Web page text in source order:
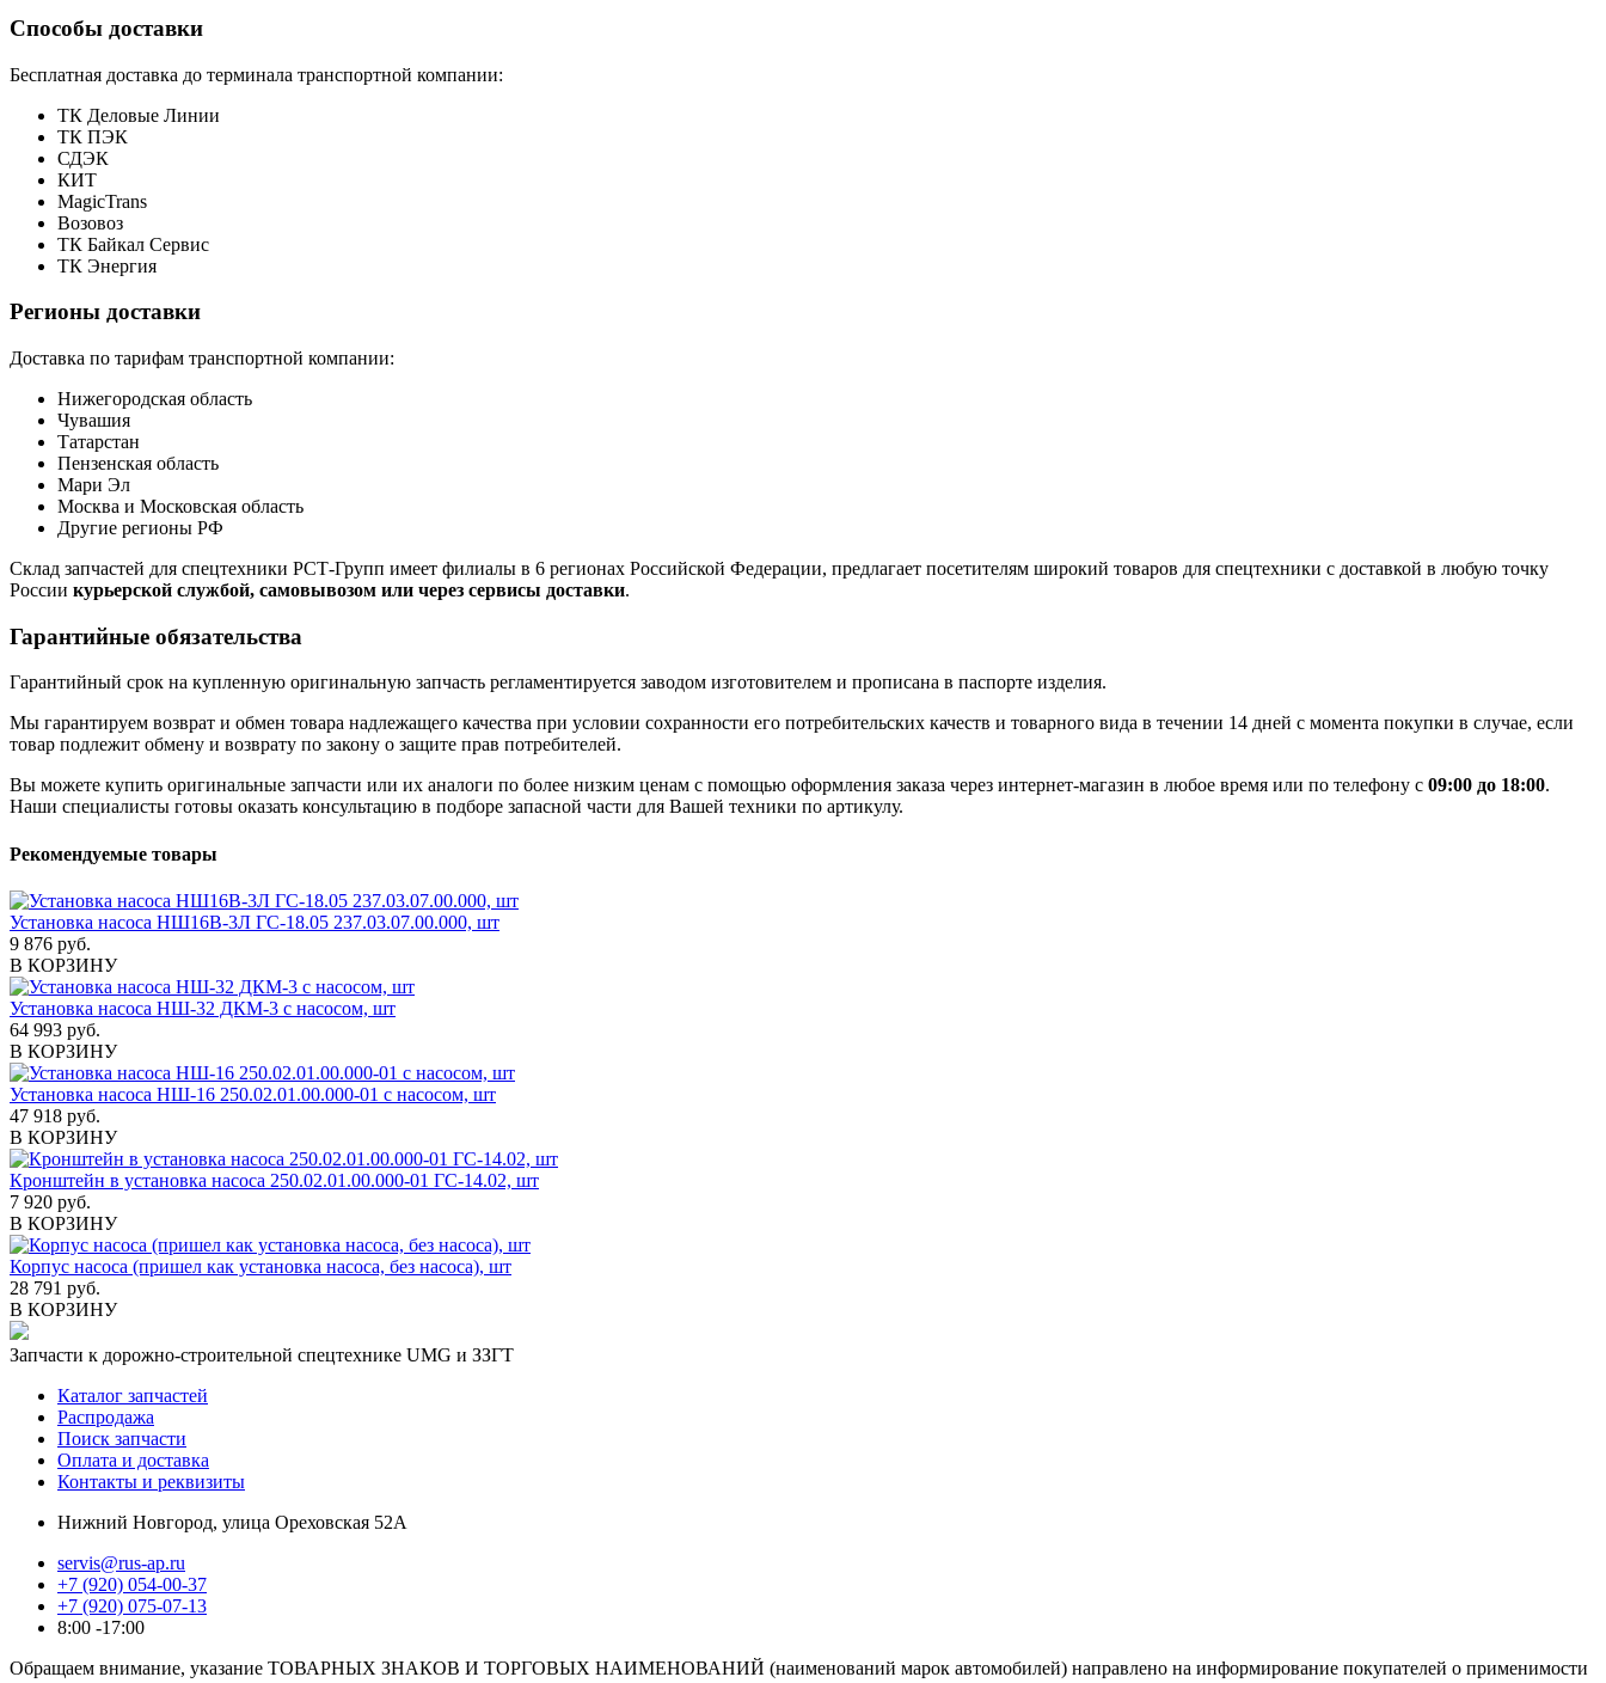
Способы доставки
Бесплатная доставка до терминала транспортной компании:
ТК Деловые Линии
ТК ПЭК
СДЭК
КИТ
MagicTrans
Возовоз
ТК Байкал Сервис
ТК Энергия
Регионы доставки
Доставка по тарифам транспортной компании:
Нижегородская область
Чувашия
Татарстан
Пензенская область
Мари Эл
Москва и Московская область
Другие регионы РФ
Склад запчастей для спецтехники РСТ-Групп имеет филиалы в 6 регионах Российской Федерации, предлагает посетителям широкий товаров для спецтехники с доставкой в любую точку
России курьерской службой, самовывозом или через сервисы доставки.
Гарантийные обязательства
Гарантийный срок на купленную оригинальную запчасть регламентируется заводом изготовителем и прописана в паспорте изделия.
Мы гарантируем возврат и обмен товара надлежащего качества при условии сохранности его потребительских качеств и товарного вида в течении 14 дней с момента покупки в случае, если
товар подлежит обмену и возврату по закону о защите прав потребителей.
Вы можете купить оригинальные запчасти или их аналоги по более низким ценам с помощью оформления заказа через интернет-магазин в любое время или по телефону с 09:00 до 18:00.
Наши специалисты готовы оказать консультацию в подборе запасной части для Вашей техники по артикулу.
Рекомендуемые товары
Установка насоса НШ16В-3Л ГС-18.05 237.03.07.00.000, шт
9 876 руб.
В КОРЗИНУ
Установка насоса НШ-32 ДКМ-3 с насосом, шт
64 993 руб.
В КОРЗИНУ
Установка насоса НШ-16 250.02.01.00.000-01 с насосом, шт
47 918 руб.
В КОРЗИНУ
Кронштейн в установка насоса 250.02.01.00.000-01 ГС-14.02, шт
7 920 руб.
В КОРЗИНУ
Корпус насоса (пришел как установка насоса, без насоса), шт
28 791 руб.
В КОРЗИНУ
Запчасти к дорожно-строительной спецтехнике UMG и ЗЗГТ
Каталог запчастей
Распродажа
Поиск запчасти
Оплата и доставка
Контакты и реквизиты
Нижний Новгород, улица Ореховская 52А
servis@rus-ap.ru
+7 (920) 054-00-37
+7 (920) 075-07-13
8:00 -17:00
Обращаем внимание, указание ТОВАРНЫХ ЗНАКОВ И ТОРГОВЫХ НАИМЕНОВАНИЙ (наименований марок автомобилей) направлено на информирование покупателей о применимости